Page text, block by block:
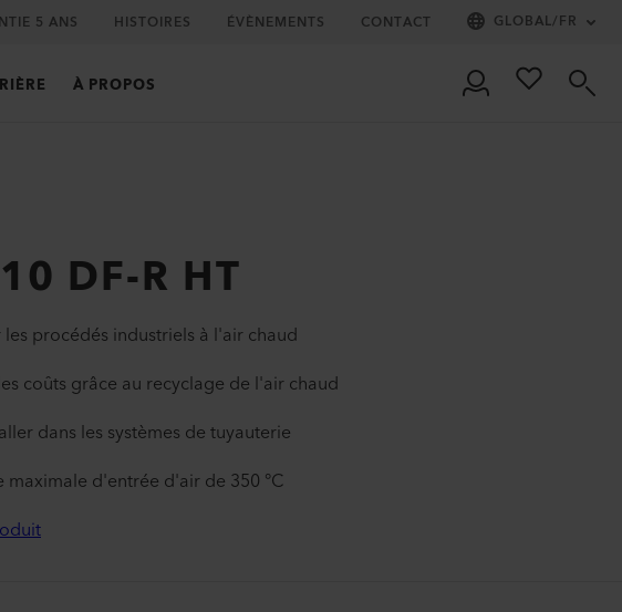
5 ANS HISTOIRES ÉVÈNEMENTS CONTACT GLOBAL/FR
À PROPOS
DF-R HT
les procédés industriels à l'air chaud
coûts grâce au recyclage de l'air chaud
dans les systèmes de tuyauterie
d'entrée d'air de 350 °C